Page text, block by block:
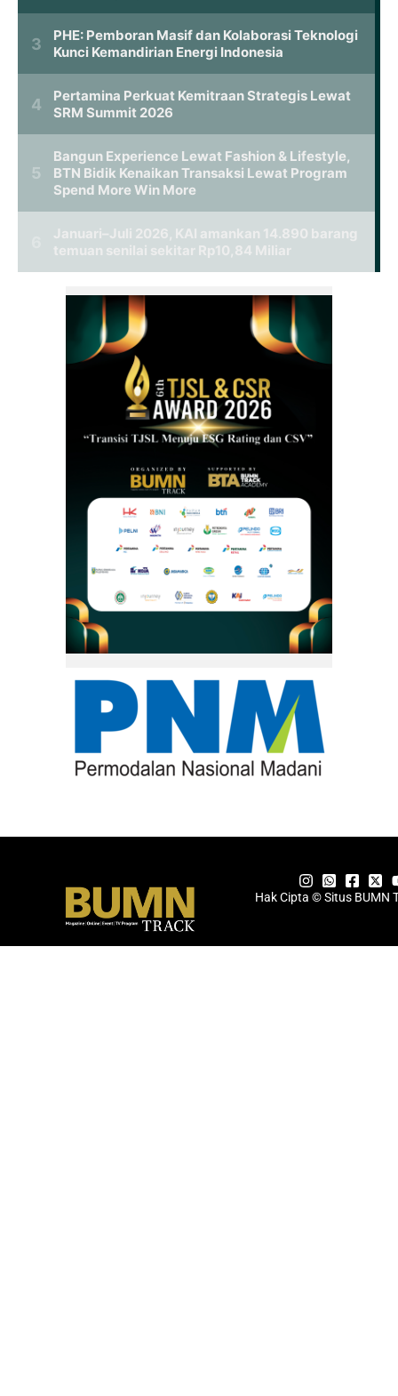
Hak Cipta © Situs BUMN